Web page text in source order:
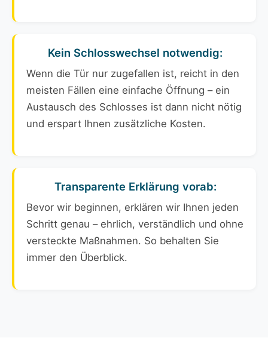
Kein Schlosswechsel notwendig:
Wenn die Tür nur zugefallen ist, reicht in den
meisten Fällen eine einfache Öffnung – ein
Austausch des Schlosses ist dann nicht nötig
und erspart Ihnen zusätzliche Kosten.
Transparente Erklärung vorab:
Bevor wir beginnen, erklären wir Ihnen jeden
Schritt genau – ehrlich, verständlich und ohne
versteckte Maßnahmen. So behalten Sie
immer den Überblick.